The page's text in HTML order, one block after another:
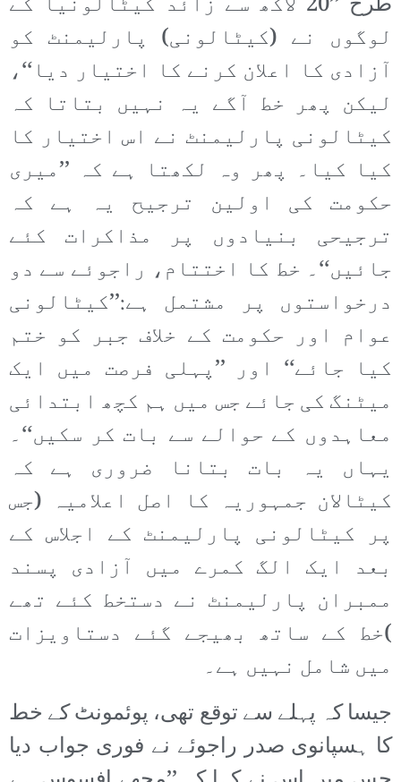
لوگوں نے (کیٹالونی) پارلیمنٹ کو
آزادی کا اعلان کرنے کا اختیار دیا‘‘،
لیکن پھر خط آگے یہ نہیں بتاتا کہ
کیٹالونی پارلیمنٹ نے اس اختیار کا
کیا کیا۔ پھر وہ لکھتا ہے کہ ’’میری
حکومت کی اولین ترجیح یہ ہے کہ
ترجیحی بنیادوں پر مذاکرات کئے
جائیں‘‘۔ خط کا اختتام، راجوئے سے دو
درخواستوں پر مشتمل ہے:’’کیٹالونی
عوام اور حکومت کے خلاف جبر کو ختم
کیا جائے‘‘ اور ’’پہلی فرصت میں ایک
میٹنگ کی جائے جس میں ہم کچھ ابتدائی
معاہدوں کے حوالے سے بات کر سکیں‘‘۔
یہاں یہ بات بتانا ضروری ہے کہ
کیٹالان جمہوریہ کا اصل اعلامیہ (جس
پر کیٹالونی پارلیمنٹ کے اجلاس کے
بعد ایک الگ کمرے میں آزادی پسند
ممبران پارلیمنٹ نے دستخط کئے تھے
)خط کے ساتھ بھیجے گئے دستاویزات
میں شامل نہیں ہے۔
جیسا کہ پہلے سے توقع تھی، پوئمونٹ کے خط
کا ہسپانوی صدر راجوئے نے فوری جواب دیا